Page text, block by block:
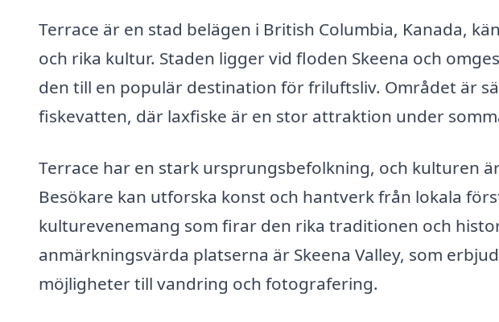
Terrace är en stad belägen i British Columbia, Kanada,
och rika kultur. Staden ligger vid floden Skeena och
den till en populär destination för friluftsliv. Området är
fiskevatten, där laxfiske är en stor attraktion under
Terrace har en stark ursprungsbefolkning, och kulturen
Besökare kan utforska konst och hantverk från lokala
kulturevenemang som firar den rika traditionen och
anmärkningsvärda platserna är Skeena Valley, som
möjligheter till vandring och fotografering.